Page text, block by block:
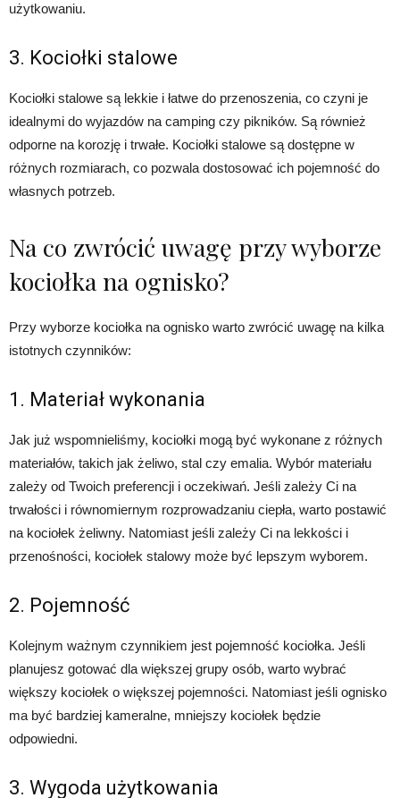
użytkowaniu.
3. Kociołki stalowe
Kociołki stalowe są lekkie i łatwe do przenoszenia, co czyni je
idealnymi do wyjazdów na camping czy pikników. Są również
odporne na korozję i trwałe. Kociołki stalowe są dostępne w
różnych rozmiarach, co pozwala dostosować ich pojemność do
własnych potrzeb.
Na co zwrócić uwagę przy wyborze
kociołka na ognisko?
Przy wyborze kociołka na ognisko warto zwrócić uwagę na kilka
istotnych czynników:
1. Materiał wykonania
Jak już wspomnieliśmy, kociołki mogą być wykonane z różnych
materiałów, takich jak żeliwo, stal czy emalia. Wybór materiału
zależy od Twoich preferencji i oczekiwań. Jeśli zależy Ci na
trwałości i równomiernym rozprowadzaniu ciepła, warto postawić
na kociołek żeliwny. Natomiast jeśli zależy Ci na lekkości i
przenośności, kociołek stalowy może być lepszym wyborem.
2. Pojemność
Kolejnym ważnym czynnikiem jest pojemność kociołka. Jeśli
planujesz gotować dla większej grupy osób, warto wybrać
większy kociołek o większej pojemności. Natomiast jeśli ognisko
ma być bardziej kameralne, mniejszy kociołek będzie
odpowiedni.
3. Wygoda użytkowania